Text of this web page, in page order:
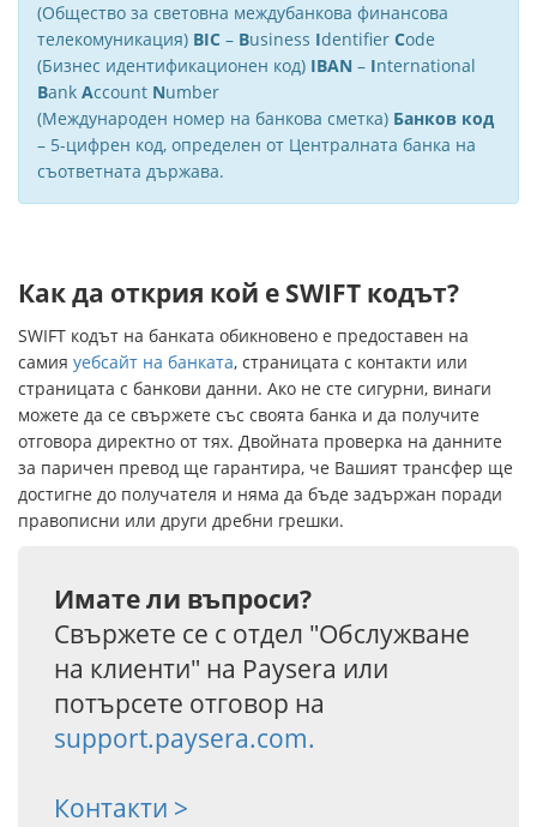
(Общество за световна междубанкова финансова
телекомуникация) BIC – Business Identifier Code
(Бизнес идентификационен код) IBAN – International
Bank Account Number
(Mеждународен номер на банкова сметка) Банков код
– 5-цифрен код, определен от Централната банка на
съответната държава.
Как да открия кой е SWIFT кодът?
SWIFT кодът на банката обикновено е предоставен на
самия уебсайт на банката, страницата с контакти или
страницата с банкови данни. Ако не сте сигурни, винаги
можете да се свържете със своята банка и да получите
отговора директно от тях. Двойната проверка на данните
за паричен превод ще гарантира, че Вашият трансфер ще
достигне до получателя и няма да бъде задържан поради
правописни или други дребни грешки.
Имате ли въпроси?
Свържете се с отдел "Обслужване
на клиенти" на Paysera или
потърсете отговор на
support.paysera.com.
Контакти >